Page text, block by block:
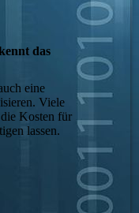
das
eine
Viele
Kosten für
lassen.